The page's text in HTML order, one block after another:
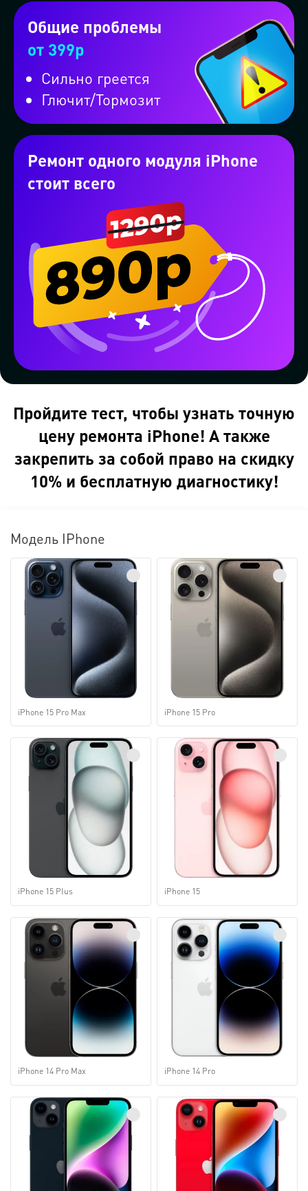
Проконсультируем бесплатно в
WhatsApp
Проконсультируем бесплатно в
Telegram
Общие проблемы
от 399р
Сильно греется
Глючит/Тормозит
Ремонт одного модуля iPhone
стоит всего
Пройдите тест, чтобы узнать точную
цену ремонта iPhone! А также
закрепить за собой право на скидку
10% и бесплатную диагностику!
Модель IPhone
iPhone 15 Pro Max iPhone 15 Pro
iPhone 15 Plus iPhone 15
iPhone 14 Pro Max iPhone 14 Pro